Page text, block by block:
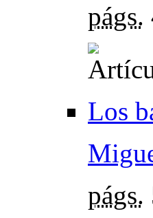
págs.
Los
págs.